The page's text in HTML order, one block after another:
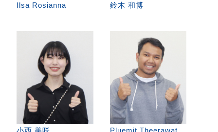
Ilsa Rosianna 鈴木 和博